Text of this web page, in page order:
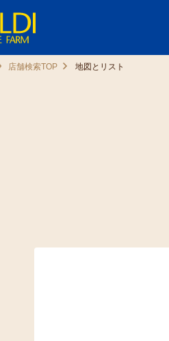
店舗検索TOP 地図とリスト